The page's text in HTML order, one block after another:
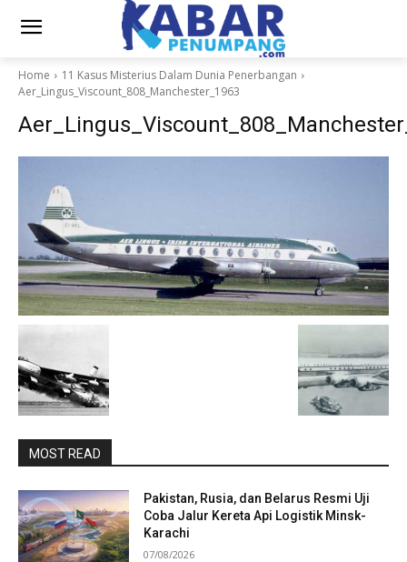
Home
11 Kasus Misterius Dalam Dunia Penerbangan
Aer_Lingus_Viscount_808_Manchester_1963
MOST READ
Pakistan, Rusia, dan Belarus Resmi Uji
Coba Jalur Kereta Api Logistik Minsk-
Karachi
07/08/2026